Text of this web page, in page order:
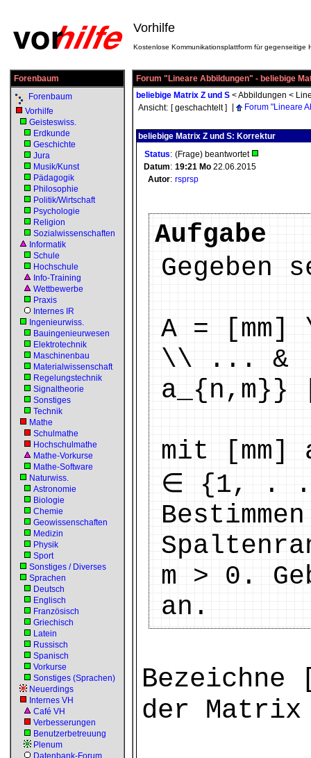
Vorhilfe
Kostenlose Kommunikationsplattform für gegenseitige
Forenbaum
Forenbaum
Vorhilfe
Geisteswiss.
Erdkunde
Geschichte
Jura
Musik/Kunst
Pädagogik
Philosophie
Politik/Wirtschaft
Psychologie
Religion
Sozialwissenschaften
Informatik
Schule
Hochschule
Info-Training
Wettbewerbe
Praxis
Internes IR
Ingenieurwiss.
Bauingenieurwesen
Elektrotechnik
Maschinenbau
Materialwissenschaft
Regelungstechnik
Signaltheorie
Sonstiges
Technik
Mathe
Schulmathe
Hochschulmathe
Mathe-Vorkurse
Mathe-Software
Naturwiss.
Astronomie
Biologie
Chemie
Geowissenschaften
Medizin
Physik
Sport
Sonstiges / Diverses
Sprachen
Deutsch
Englisch
Französisch
Griechisch
Latein
Russisch
Spanisch
Vorkurse
Sonstiges (Sprachen)
Neuerdings
Internes VH
Café VH
Verbesserungen
Benutzerbetreuung
Plenum
Datenbank-Forum
Forum "Lineare Abbildungen" - beliebige
beliebige Matrix Z und S <Abbildungen <
Ansicht: [ geschachtelt ] Forum "Lineare
beliebige Matrix Z und S: Korrektur
Status: (Frage) beantwortet
Datum: 19:21 Mo 22.06.2015
Autor: rsprsp
Aufgabe
A =
\\ ... &
a_{n,m}}
mit
∈ {1, .
m > 0.
an.
der Matrix